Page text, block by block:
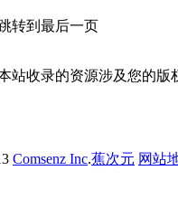
转到最后一页
站收录的资源涉及您的
Comsenz Inc.蕉次元 网站